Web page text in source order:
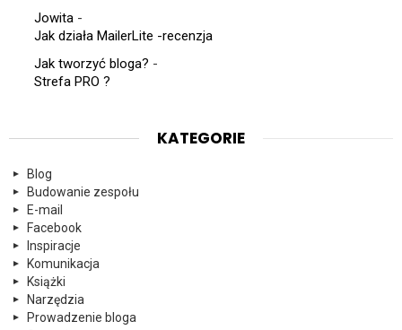
Jowita -
Jak działa MailerLite -recenzja
Jak tworzyć bloga? -
Strefa PRO ?
KATEGORIE
Blog
Budowanie zespołu
E-mail
Facebook
Inspiracje
Komunikacja
Książki
Narzędzia
Prowadzenie bloga